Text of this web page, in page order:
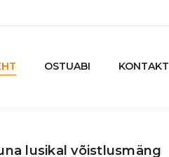
OSTUABI KONTAKT
lusikal võistlusmäng